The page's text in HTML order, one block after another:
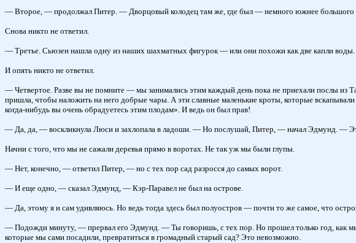
— Второе, — продолжал Питер. — Дворцовый колодец там же, где был — немного южнее большого
Снова никто не ответил.
— Третье. Сьюзен нашла одну из наших шахматных фигурок — или они похожи как две капли воды.
И опять никто не ответил.
— Четвертое. Разве вы не помните — мы занимались этим каждый день пока не приехали послы из
пришла, чтобы наложить на него добрые чары. А эти славные маленькие кроты, которые
когда-нибудь вы очень обрадуетесь этим плодам». И ведь он был прав!
— Да, да, — воскликнула Люси и захлопала в ладоши. — Но послушай, Питер, — начал Эдмунд. —
Начни с того, что мы не сажали деревья прямо в воротах. Не так уж мы были глупы.
— Нет, конечно, — ответил Питер, — но с тех пор сад разросся до самых ворот.
— И еще одно, — сказал Эдмунд, — Кэр-Паравел не был на острове.
— Да, этому я и сам удивляюсь. Но ведь тогда здесь был полуостров — почти то же самое, что
— Подожди минуту, — прервал его Эдмунд. — Ты говоришь, с тех пор. Но прошел только год, как
которые мы сами посадили, превратиться в громадный старый сад? Это невозможно.